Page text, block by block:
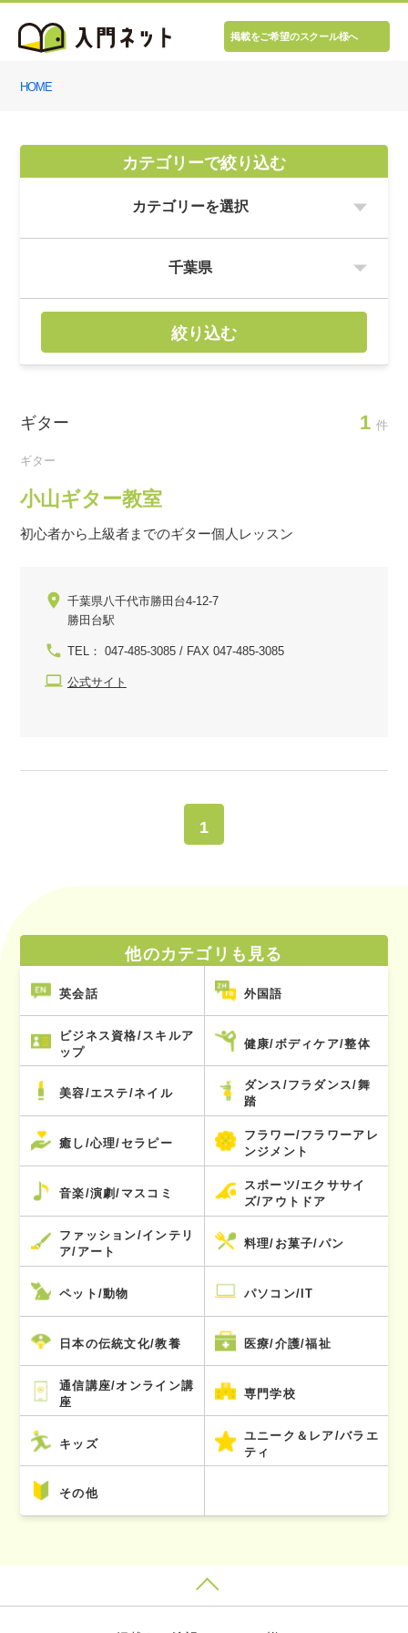
掲載をご希望のスクール様へ
HOME
カテゴリーで絞り込む
絞り込む
ギター 1 件
ギター
小山ギター教室
初心者から上級者までのギター個人レッスン
千葉県八千代市勝田台4-12-7
勝田台駅
TEL： 047-485-3085 / FAX 047-485-3085
公式サイト
1
他のカテゴリも見る
英会話 外国語
ビジネス資格/スキルア
ップ
健康/ボディケア/整体
美容/エステ/ネイル
ダンス/フラダンス/舞
踏
癒し/心理/セラピー
フラワー/フラワーアレ
ンジメント
音楽/演劇/マスコミ
スポーツ/エクササイ
ズ/アウトドア
ファッション/インテリ
ア/アート
料理/お菓子/パン
ペット/動物 パソコン/IT
日本の伝統文化/教養 医療/介護/福祉
通信講座/オンライン講
座
専門学校
キッズ
ユニーク＆レア/バラエ
ティ
その他